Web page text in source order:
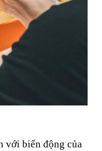
với biến động của